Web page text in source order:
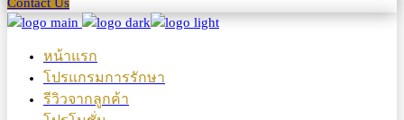
หน้าแรก
โปรแกรมการรักษา
รีวิวจากลูกค้า